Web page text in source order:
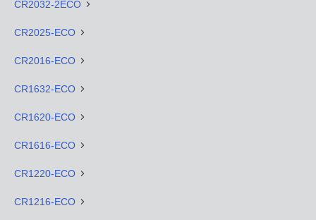
CR2032-2ECO
CR2025-ECO
CR2016-ECO
CR1632-ECO
CR1620-ECO
CR1616-ECO
CR1220-ECO
CR1216-ECO